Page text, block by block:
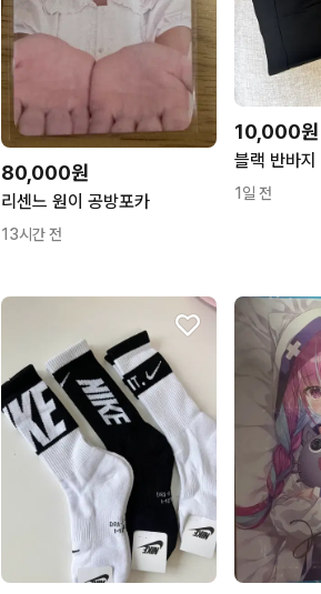
80,000원
리센느 원이 공방포카
13시간 전
10,000원
블랙 반바지
1일 전